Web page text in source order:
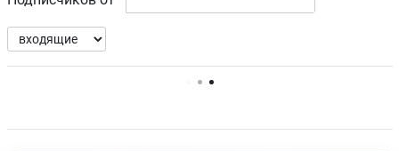
Нет доступных упоминаний.